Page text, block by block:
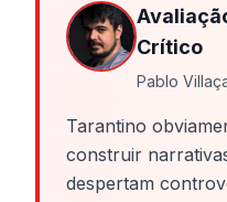
Crítico
Pablo
Tarantino
construir
despertam